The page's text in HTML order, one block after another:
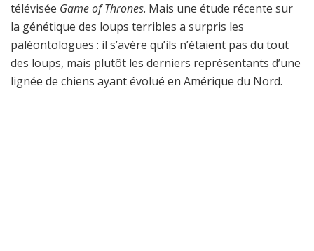
télévisée Game of Thrones. Mais une étude récente sur
la génétique des loups terribles a surpris les
paléontologues : il s’avère qu’ils n’étaient pas du tout
des loups, mais plutôt les derniers représentants d’une
lignée de chiens ayant évolué en Amérique du Nord.